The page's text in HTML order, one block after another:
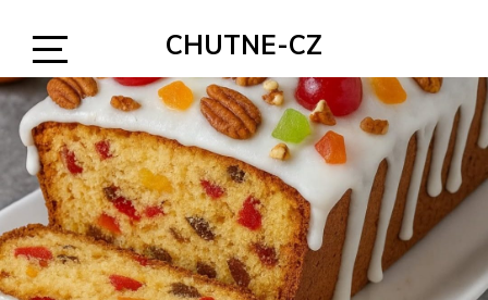
content
Open
Sidebar
CHUTNE-CZ